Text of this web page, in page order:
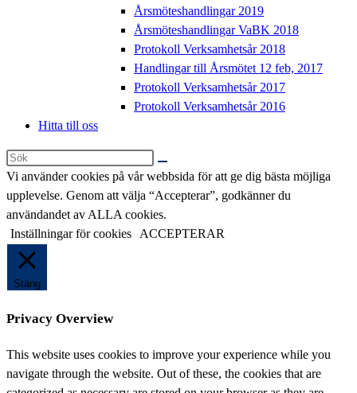
Årsmöteshandlingar 2019
Årsmöteshandlingar VaBK 2018
Protokoll Verksamhetsår 2018
Handlingar till Årsmötet 12 feb, 2017
Protokoll Verksamhetsår 2017
Protokoll Verksamhetsår 2016
Hitta till oss
Sök
på
denna
webbplats
Vi använder cookies på vår webbsida för att ge dig bästa möjliga
upplevelse. Genom att välja “Accepterar”, godkänner du
användandet av ALLA cookies.
Inställningar för cookies
ACCEPTERAR
Stäng
Privacy Overview
This website uses cookies to improve your experience while you
navigate through the website. Out of these, the cookies that are